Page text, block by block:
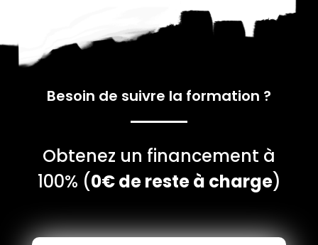
Besoin de suivre la formation ?
Obtenez un financement à
100% (0€ de reste à charge)